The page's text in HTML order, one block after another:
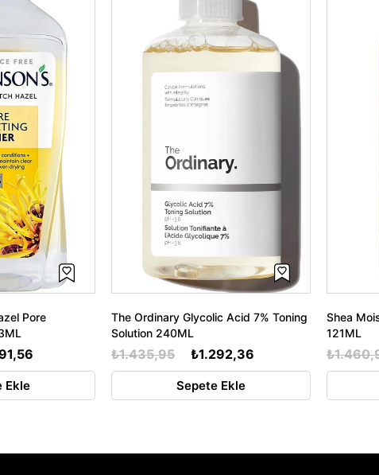
Pore
Ekle
The Ordinary Glycolic Acid 7% Toning
Solution 240ML
₺1.292,36
₺1.435,95
Sepete Ekle
Shea
121ML